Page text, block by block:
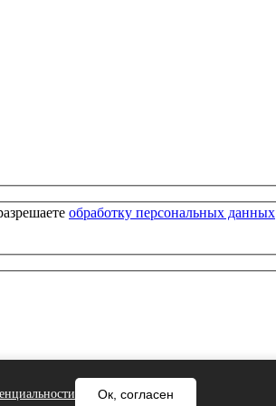
обработку персональных данных
Ок, согласен